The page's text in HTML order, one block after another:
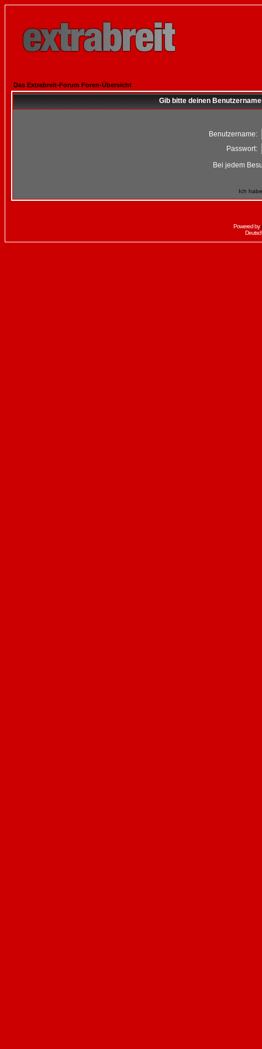
Das Extrabreit-Forum Foren-Übersicht
Gib bitte deinen
Benutzername:
Passwort:
Bei jedem
Ich
Powered by